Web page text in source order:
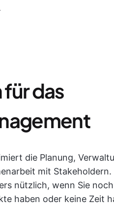
für das
die Planung,
mit Stakeholdern.
nützlich, wenn Sie
haben oder keine Zeit